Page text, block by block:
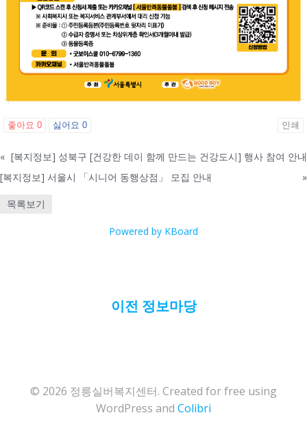
좋아요 0 싫어요 0 인쇄
« [복지정보] 성북구 [건강한 데이 함께 만드는 건강도시] 행사 참여 안내
[복지정보] 서울시 「시니어 동행상점」 모집 안내
»
목록보기
Powered by KBoard
이전 정보마당
© 2026 정릉실버복지센터. Created for free using
WordPress and Colibri